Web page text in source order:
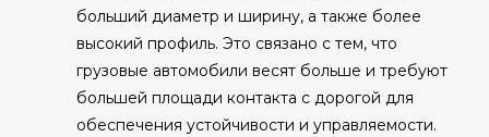
больший диаметр и ширину, а также более
высокий профиль. Это связано с тем, что
грузовые автомобили весят больше и требуют
большей площади контакта с дорогой для
обеспечения устойчивости и управляемости.